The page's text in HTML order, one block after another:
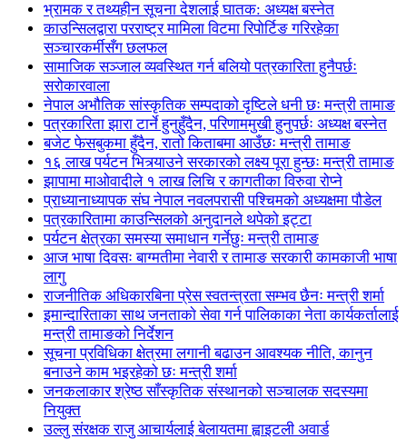
भ्रामक र तथ्यहीन सूचना देशलाई घातक: अध्यक्ष बस्नेत
काउन्सिलद्वारा परराष्ट्र मामिला विटमा रिपोर्टिङ गरिरहेका
सञ्चारकर्मीसँग छलफल
सामाजिक सञ्जाल व्यवस्थित गर्न बलियो पत्रकारिता हुनैपर्छः
सरोकारवाला
नेपाल अभौतिक सांस्कृतिक सम्पदाको दृष्टिले धनी छः मन्त्री तामाङ
पत्रकारिता झारा टार्ने हुनुहुँदैन, परिणाममुखी हुनुपर्छः अध्यक्ष बस्नेत
बजेट फेसबुकमा हुँदैन, रातो किताबमा आउँछः मन्त्री तामाङ
१६ लाख पर्यटन भित्र्याउने सरकारको लक्ष्य पूरा हुन्छः मन्त्री तामाङ
झापामा माओवादीले १ लाख लिचि र कागतीका विरुवा रोप्ने
प्राध्यानाध्यापक संघ नेपाल नवलपरासी पश्चिमको अध्यक्षमा पौडेल
पत्रकारितामा काउन्सिलको अनुदानले थपेको इट्टा
पर्यटन क्षेत्रका समस्या समाधान गर्नेछुः मन्त्री तामाङ
आज भाषा दिवसः बाग्मतीमा नेवारी र तामाङ सरकारी कामकाजी भाषा
लागु
राजनीतिक अधिकारबिना प्रेस स्वतन्त्रता सम्भव छैनः मन्त्री शर्मा
इमान्दारिताका साथ जनताकाे सेवा गर्न पालिकाका नेता कार्यकर्तालाई
मन्त्री तामाङको निर्देशन
सूचना प्रविधिका क्षेत्रमा लगानी बढाउन आवश्यक नीति, कानुन
बनाउने काम भइरहेको छः मन्त्री शर्मा
जनकलाकार श्रेष्ठ साँस्कृतिक संस्थानको सञ्चालक सदस्यमा
नियुक्त
उल्लु संरक्षक राजु आचार्यलाई बेलायतमा ह्वाइटली अवार्ड